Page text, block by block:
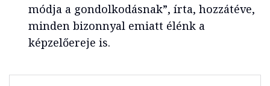
módja a gondolkodásnak”, írta, hozzátéve,
minden bizonnyal emiatt élénk a
képzelőereje is.